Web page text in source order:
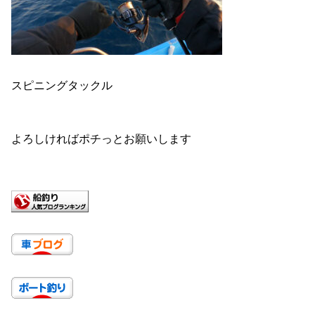
スピニングタックル
よろしければポチっとお願いします